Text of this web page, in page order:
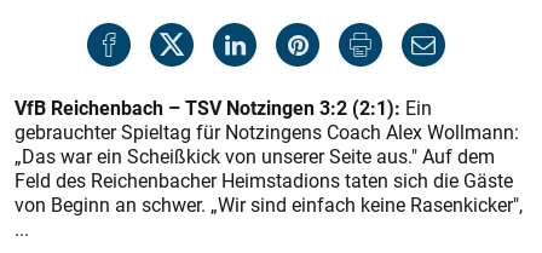
VfB Reichenbach – TSV Notzingen 3:2 (2:1): Ein
gebrauchter Spieltag für Notzingens Coach Alex Wollmann:
„Das war ein Scheißkick von unserer Seite aus." Auf dem
Feld des Reichenbacher Heimstadions taten sich die Gäste
von Beginn an schwer. „Wir sind einfach keine Rasenkicker",
...